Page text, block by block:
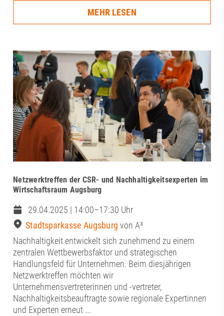
MEHR LESEN
Netzwerktreffen der CSR- und Nachhaltigkeitsexperten im
Wirtschaftsraum Augsburg
29.04.2025 | 14:00–17:30 Uhr
Stadtsparkasse Augsburg von A³
Nachhaltigkeit entwickelt sich zunehmend zu einem
zentralen Wettbewerbsfaktor und strategischen
Handlungsfeld für Unternehmen. Beim diesjährigen
Netzwerktreffen möchten wir
Unternehmensvertreterinnen und -vertreter,
Nachhaltigkeitsbeauftragte sowie regionale Expertinnen
und Experten erneut ...